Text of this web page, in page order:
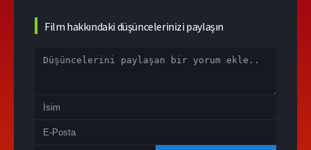
Film hakkındaki düşüncelerinizi paylaşın